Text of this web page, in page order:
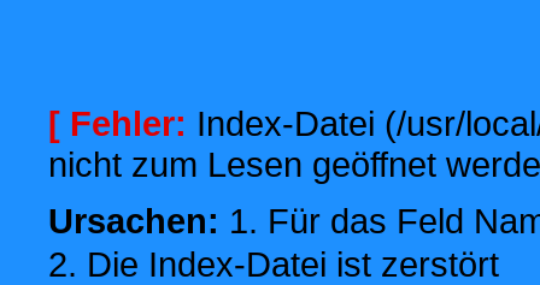
[ Fehler: Index-Datei (/usr/
nicht zum Lesen geöffnet
Ursachen: 1. Für das Feld
2. Die Index-Datei ist zerstört